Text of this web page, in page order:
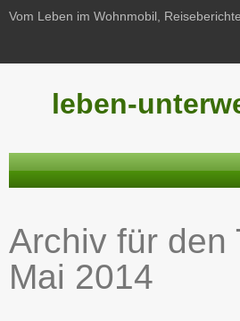
Vom Leben im Wohnmobil,
leben-
Reiseberichte
Unterwegs
Archiv für den
Mai 2014